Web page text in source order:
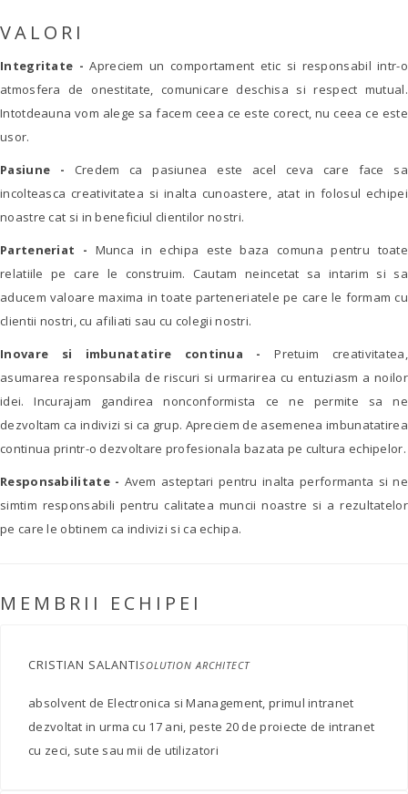
VALORI
Integritate -Apreciem un comportament etic si responsabil intr-o
atmosfera de onestitate, comunicare deschisa si respect mutual.
Intotdeauna vom alege sa facem ceea ce este corect, nu ceea ce este
usor.
Pasiune - Credem ca pasiunea este acel ceva care face sa
incolteasca creativitatea si inalta cunoastere, atat in folosul echipei
noastre cat si in beneficiul clientilor nostri.
Parteneriat - Munca in echipa este baza comuna pentru toate
relatiile pe care le construim. Cautam neincetat sa intarim si sa
aducem valoare maxima in toate parteneriatele pe care le formam cu
clientii nostri, cu afiliati sau cu colegii nostri.
Inovare si imbunatatire continua -Pretuim creativitatea,
asumarea responsabila de riscuri si urmarirea cu entuziasm a noilor
idei. Incurajam gandirea nonconformista ce ne permite sa ne
dezvoltam ca indivizi si ca grup. Apreciem de asemenea imbunatatirea
continua printr-o dezvoltare profesionala bazata pe cultura echipelor.
Responsabilitate - Avem asteptari pentru inalta performanta si ne
simtim responsabili pentru calitatea muncii noastre si a rezultatelor
pe care le obtinem ca indivizi si ca echipa.
MEMBRII ECHIPEI
CRISTIAN SALANTISOLUTION ARCHITECT
absolvent de Electronica si Management, primul intranet
dezvoltat in urma cu 17 ani, peste 20 de proiecte de intranet
cu zeci, sute sau mii de utilizatori